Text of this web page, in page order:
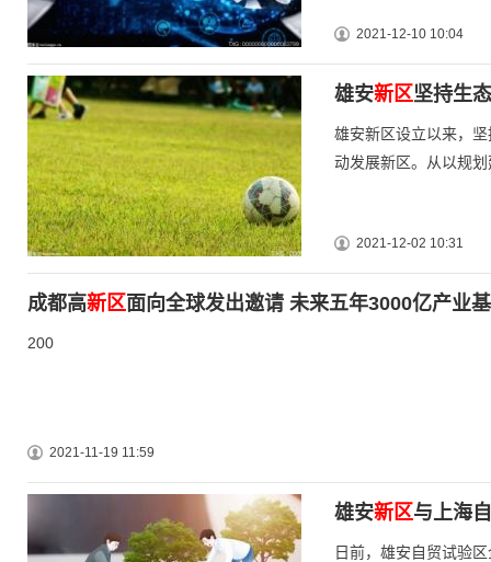
2021-12-10 10:04
雄安新区坚持生
雄安新区设立以来，
动发展新区。从以规
2021-12-02 10:31
成都高新区面向全球发出邀请 未来五年3000亿产业
200
2021-11-19 11:59
雄安新区与上海
日前，雄安自贸试验